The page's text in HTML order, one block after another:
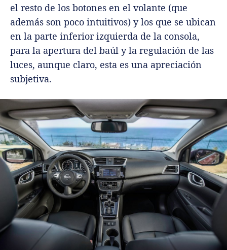
el resto de los botones en el volante (que
además son poco intuitivos) y los que se ubican
en la parte inferior izquierda de la consola,
para la apertura del baúl y la regulación de las
luces, aunque claro, esta es una apreciación
subjetiva.